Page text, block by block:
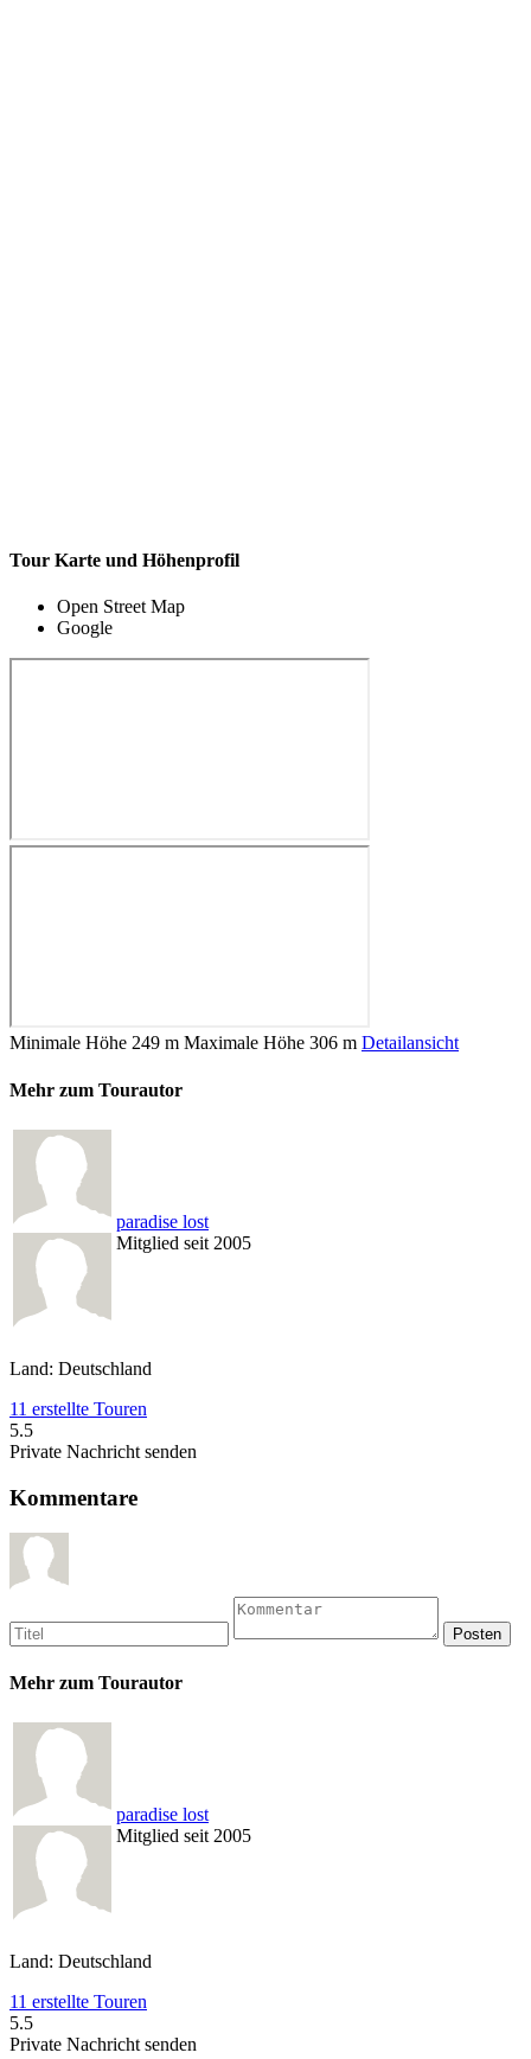
Tour Karte und Höhenprofil
Open Street Map
Google
Minimale Höhe 249 m Maximale Höhe 306 m Detailansicht
Mehr zum Tourautor
paradise lost
Mitglied seit 2005
Land: Deutschland
11 erstellte Touren
5.5
Private Nachricht senden
Kommentare
Mehr zum Tourautor
paradise lost
Mitglied seit 2005
Land: Deutschland
11 erstellte Touren
5.5
Private Nachricht senden